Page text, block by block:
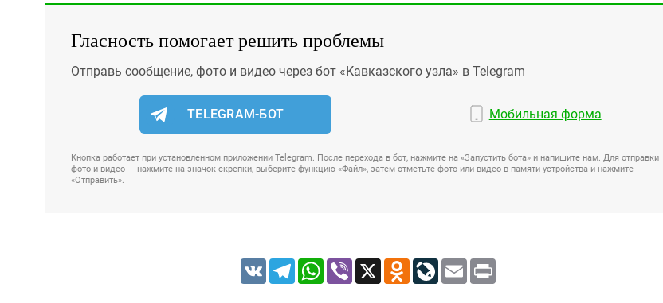
Гласность помогает решить проблемы
Отправь сообщение, фото и видео через бот «Кавказского узла» в Telegram
TELEGRAM-БОТ Мобильная форма
Кнопка работает при установленном приложении Telegram. После перехода в бот, нажмите на «Запустить бота» и напишите нам. Для отправки
фото и видео — нажмите на значок скрепки, выберите функцию «Файл», затем отметьте фото или видео в памяти устройства и нажмите
«Отправить».
VK TelegramWhatsApp
Viber X Odnoklassniki
LiveJournal
Email